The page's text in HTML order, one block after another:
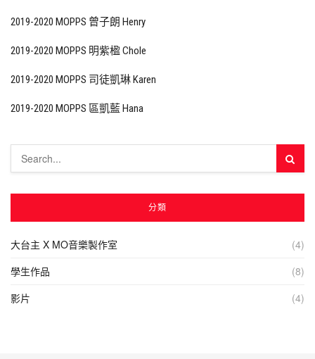
2019-2020 MOPPS 曾子朗 Henry
2019-2020 MOPPS 明紫楹 Chole
2019-2020 MOPPS 司徒凱琳 Karen
2019-2020 MOPPS 區凱藍 Hana
分類
大台主 X MO音樂製作室
(4)
學生作品
(8)
影片
(4)